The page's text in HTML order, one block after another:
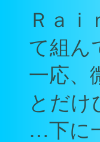
Ｒａ
て組ん
一応、
とだけ
…下に